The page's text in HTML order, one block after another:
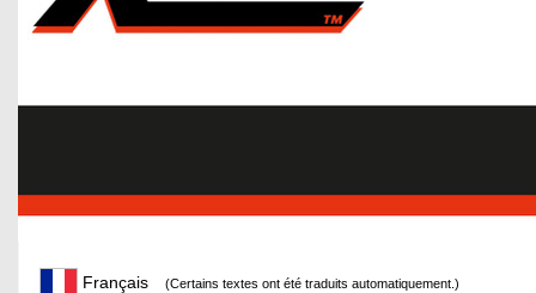
Français (Certains textes ont été traduits automatiquement.)